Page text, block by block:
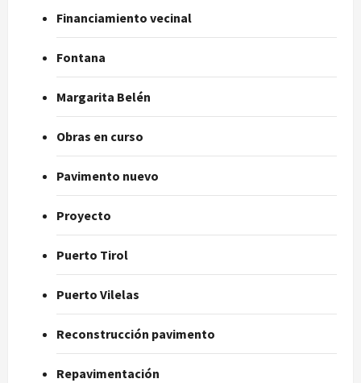
Financiamiento vecinal
Fontana
Margarita Belén
Obras en curso
Pavimento nuevo
Proyecto
Puerto Tirol
Puerto Vilelas
Reconstrucción pavimento
Repavimentación